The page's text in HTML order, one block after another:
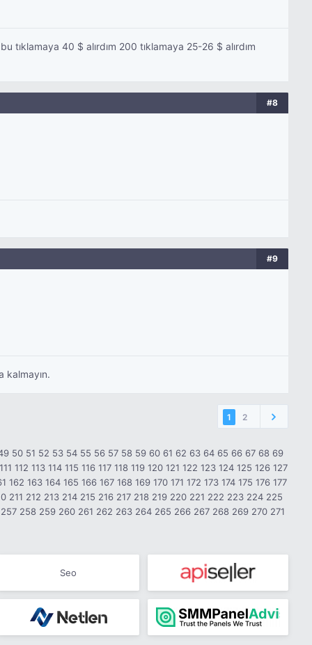
40 $ alırdım 200 tıklamaya 25-26 $ alırdım
#8
#9
kalmayın.
1 2
50 51 52 53 54 55 56 57 58 59 60 61 62 63 64 65 66 67 68 69
111 112 113 114 115 116 117 118 119 120 121 122 123 124 125 126 127
162 163 164 165 166 167 168 169 170 171 172 173 174 175 176 177
211 212 213 214 215 216 217 218 219 220 221 222 223 224 225
257 258 259 260 261 262 263 264 265 266 267 268 269 270 271
Seo